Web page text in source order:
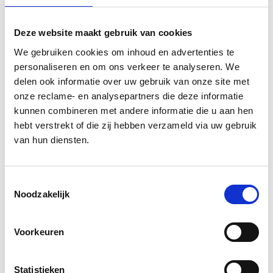
Deze website maakt gebruik van cookies
We gebruiken cookies om inhoud en advertenties te
personaliseren en om ons verkeer te analyseren. We
delen ook informatie over uw gebruik van onze site met
onze reclame- en analysepartners die deze informatie
kunnen combineren met andere informatie die u aan hen
hebt verstrekt of die zij hebben verzameld via uw gebruik
van hun diensten.
Noodzakelijk
Voorkeuren
Statistieken
Beau Bisschops
Data & Performance
Go back to our team overview